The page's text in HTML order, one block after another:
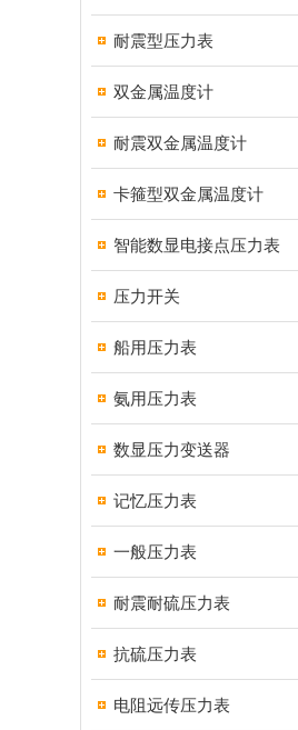
耐震型压力表
双金属温度计
耐震双金属温度计
卡箍型双金属温度计
智能数显电接点压力表
压力开关
船用压力表
氨用压力表
数显压力变送器
记忆压力表
一般压力表
耐震耐硫压力表
抗硫压力表
电阻远传压力表